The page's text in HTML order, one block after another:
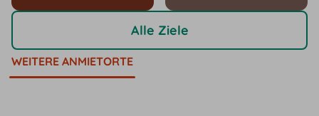
Alle Ziele
WEITERE ANMIETORTE